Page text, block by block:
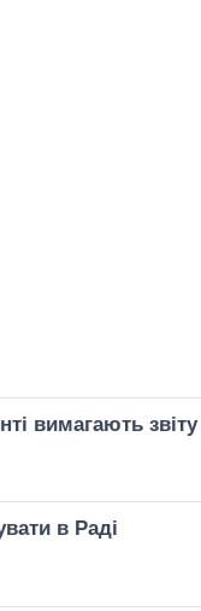
вимагають звіту
в Раді